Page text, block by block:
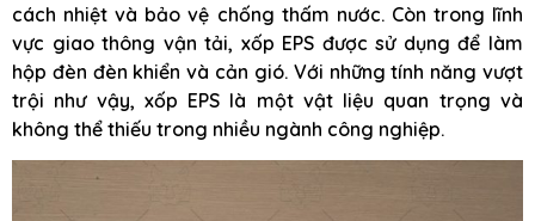
cách nhiệt và bảo vệ chống thấm nước. Còn trong lĩnh
vực giao thông vận tải, xốp EPS được sử dụng để làm
hộp đèn đèn khiển và cản gió. Với những tính năng vượt
trội như vậy, xốp EPS là một vật liệu quan trọng và
không thể thiếu trong nhiều ngành công nghiệp.